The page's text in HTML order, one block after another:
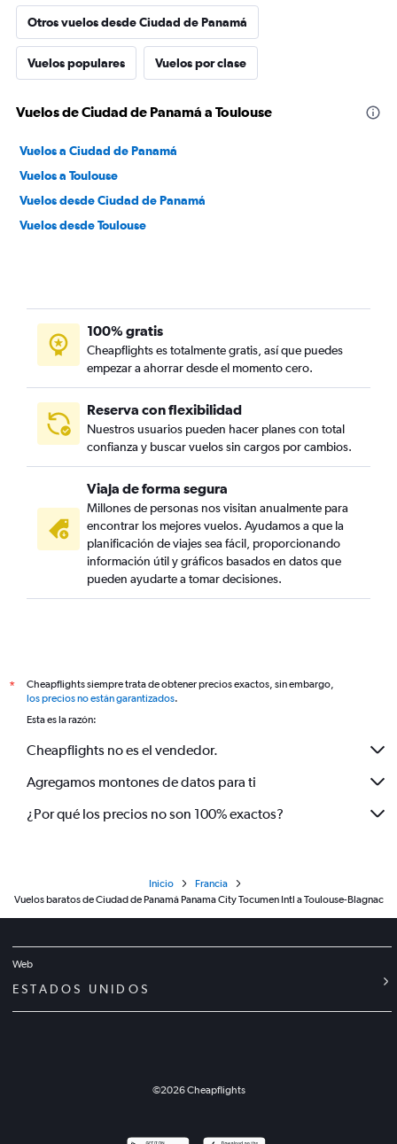
Otros vuelos desde Ciudad de Panamá
Vuelos populares Vuelos por clase
Vuelos de Ciudad de Panamá a Toulouse
Vuelos a Ciudad de Panamá
Vuelos a Toulouse
Vuelos desde Ciudad de Panamá
Vuelos desde Toulouse
100% gratis
Cheapflights es totalmente gratis, así que puedes
empezar a ahorrar desde el momento cero.
Reserva con flexibilidad
Nuestros usuarios pueden hacer planes con total
confianza y buscar vuelos sin cargos por cambios.
Viaja de forma segura
Millones de personas nos visitan anualmente para
encontrar los mejores vuelos. Ayudamos a que la
planificación de viajes sea fácil, proporcionando
información útil y gráficos basados en datos que
pueden ayudarte a tomar decisiones.
*
Cheapflights siempre trata de obtener precios exactos, sin embargo,
los precios no están garantizados.
Esta es la razón:
Cheapflights no es el vendedor.
Agregamos montones de datos para ti
¿Por qué los precios no son 100% exactos?
Inicio
Francia
Vuelos baratos de Ciudad de Panamá Panama City Tocumen Intl a Toulouse-Blagnac
Web
ESTADOS UNIDOS
©2026Cheapflights